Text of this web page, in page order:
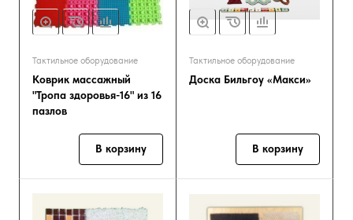
Тактильное оборудование
Коврик массажный
"Тропа здоровья-16" из 16
пазлов
В корзину
Тактильное оборудование
Доска Бильгоу «Макси»
В корзину